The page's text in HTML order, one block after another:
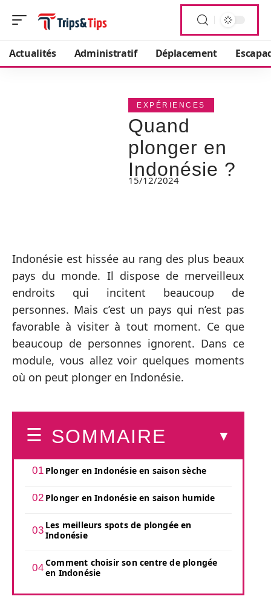
Actualités Administratif Déplacement
EXPÉRIENCES
Quand
plonger en
Indonésie ?
15/12/2024
Indonésie est hissée au rang des plus beaux
pays du monde. Il dispose de merveilleux
endroits qui incitent beaucoup de
personnes. Mais c’est un pays qui n’est pas
favorable à visiter à tout moment. Ce que
beaucoup de personnes ignorent. Dans ce
module, vous allez voir quelques moments
où on peut plonger en Indonésie.
SOMMAIRE
Plonger en Indonésie en saison sèche
Plonger en Indonésie en saison humide
Les meilleurs spots de plongée en
Indonésie
Comment choisir son centre de plongée
en Indonésie